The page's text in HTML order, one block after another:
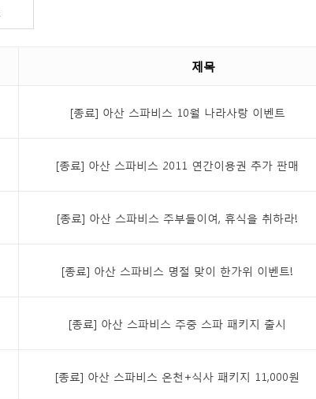
제목
[종료] 아산 스파비스 10월 나라사랑 이벤트
[종료] 아산 스파비스 2011 연간이용권 추가 판매
[종료] 아산 스파비스 주부들이여, 휴식을 취하라!
[종료] 아산 스파비스 명절 맞이 한가위 이벤트!
[종료] 아산 스파비스 주중 스파 패키지 출시
[종료] 아산 스파비스 온천+식사 패키지 11,000원